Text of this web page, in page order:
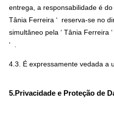
entrega, a responsabilidade é
Tânia Ferreira ‘ reserva-se no
simultâneo pela ‘ Tânia Ferreira
‘ .
4.3. É expressamente vedada a
5.Privacidade e Proteção de